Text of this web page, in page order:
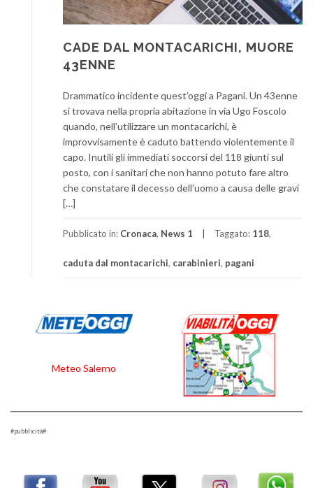
CADE DAL MONTACARICHI, MUORE
43ENNE
Drammatico incidente quest’oggi a Pagani. Un 43enne
si trovava nella propria abitazione in via Ugo Foscolo
quando, nell’utilizzare un montacarichi, è
improvvisamente è caduto battendo violentemente il
capo. Inutili gli immediati soccorsi del 118 giunti sul
posto, con i sanitari che non hanno potuto fare altro
che constatare il decesso dell’uomo a causa delle gravi
[…]
Pubblicato in: Cronaca, News 1 Taggato: 118,
caduta dal montacarichi, carabinieri, pagani
Meteo Salerno
#pubblicità#